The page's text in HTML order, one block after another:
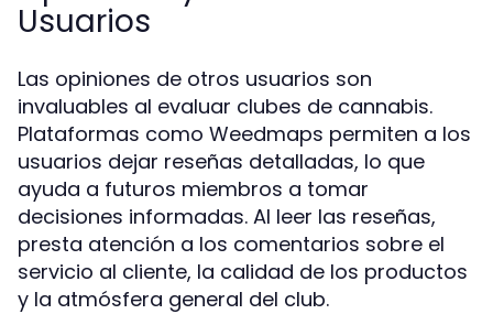
Usuarios
Las opiniones de otros usuarios son
invaluables al evaluar clubes de cannabis.
Plataformas como Weedmaps permiten a los
usuarios dejar reseñas detalladas, lo que
ayuda a futuros miembros a tomar
decisiones informadas. Al leer las reseñas,
presta atención a los comentarios sobre el
servicio al cliente, la calidad de los productos
y la atmósfera general del club.